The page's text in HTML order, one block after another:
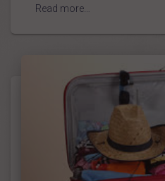
Read more…